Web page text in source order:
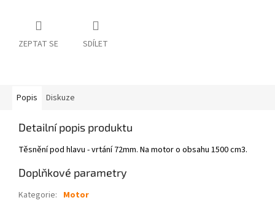
ZEPTAT SE SDÍLET
Popis Diskuze
Detailní popis produktu
Těsnění pod hlavu - vrtání 72mm. Na motor o obsahu 1500 cm3.
Doplňkové parametry
Kategorie: Motor